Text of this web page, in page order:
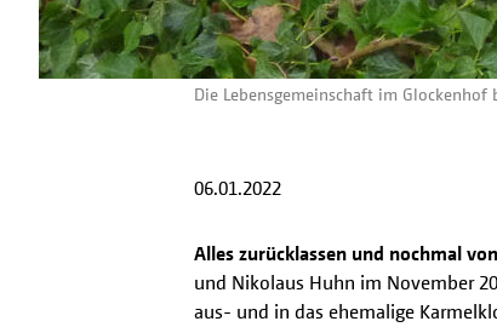
Die Lebensgemeinschaft im
06.01.2022
Alles zurücklassen und nochmal
und Nikolaus Huhn im November
aus- und in das ehemalige